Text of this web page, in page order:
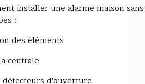
installer une alarme maison sans
:
des éléments
centrale
détecteurs d'ouverture